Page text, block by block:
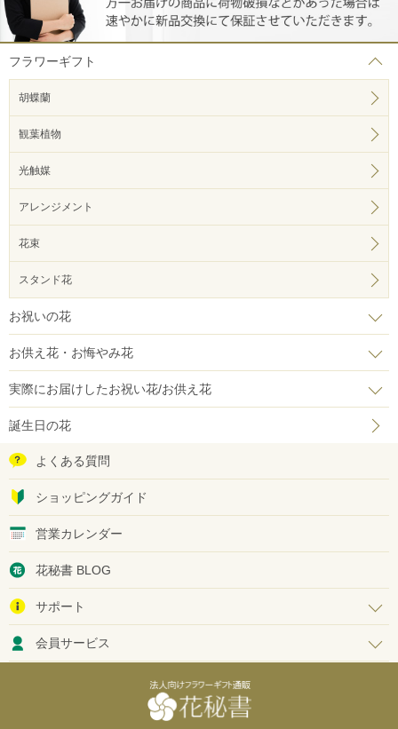
フラワーギフト
胡蝶蘭
観葉植物
光触媒
アレンジメント
花束
スタンド花
お祝いの花
お供え花・お悔やみ花
実際にお届けしたお祝い花/お供え花
誕生日の花
よくある質問
ショッピングガイド
営業カレンダー
花秘書 BLOG
サポート
会員サービス